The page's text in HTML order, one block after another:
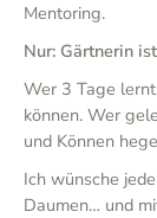
Mentoring.
Nur: Gärtnerin
Wer 3 Tage
können. Wer
und Können
Ich wünsche
Daumen… und